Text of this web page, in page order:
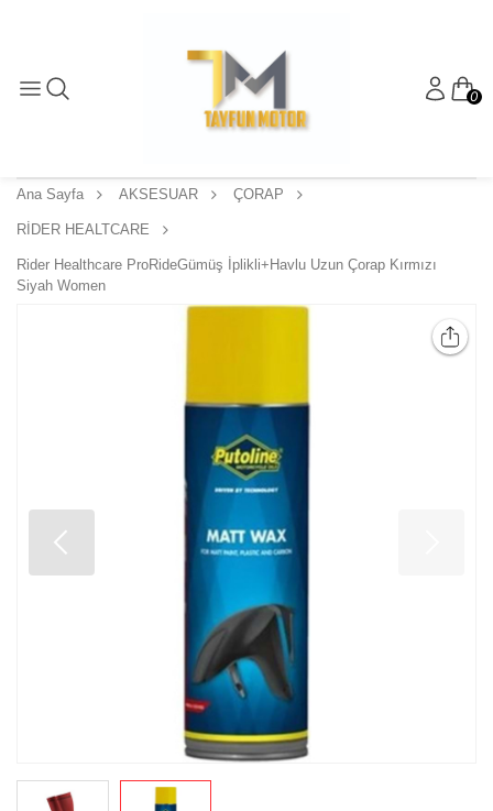
0
Ana Sayfa AKSESUAR ÇORAP
RİDER HEALTCARE
Rider Healthcare ProRideGümüş İplikli+Havlu Uzun Çorap Kırmızı
Siyah Women